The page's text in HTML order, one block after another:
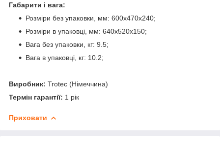
Габарити і вага:
Розміри без упаковки, мм: 600x470x240;
Розміри в упаковці, мм: 640х520х150;
Вага без упаковки, кг: 9.5;
Вага в упаковці, кг: 10.2;
Виробник: Trotec (Німеччина)
Термін гарантії: 1 рік
Приховати